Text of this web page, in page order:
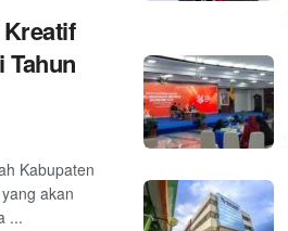
Kabupaten
akan
...